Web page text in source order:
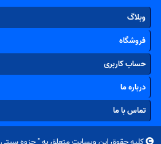
وبلاگ
فروشگاه
حساب کاربری
درباره ما
تماس با ما